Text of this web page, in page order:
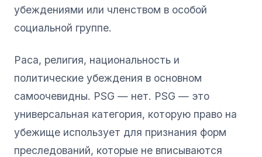
убеждениями или членством в особой
социальной группе.
Раса, религия, национальность и
политические убеждения в основном
самоочевидны. PSG — нет. PSG — это
универсальная категория, которую право на
убежище использует для признания форм
преследований, которые не вписываются